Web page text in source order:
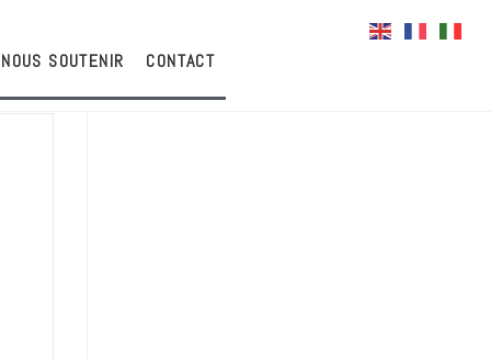
NOUS SOUTENIR CONTACT